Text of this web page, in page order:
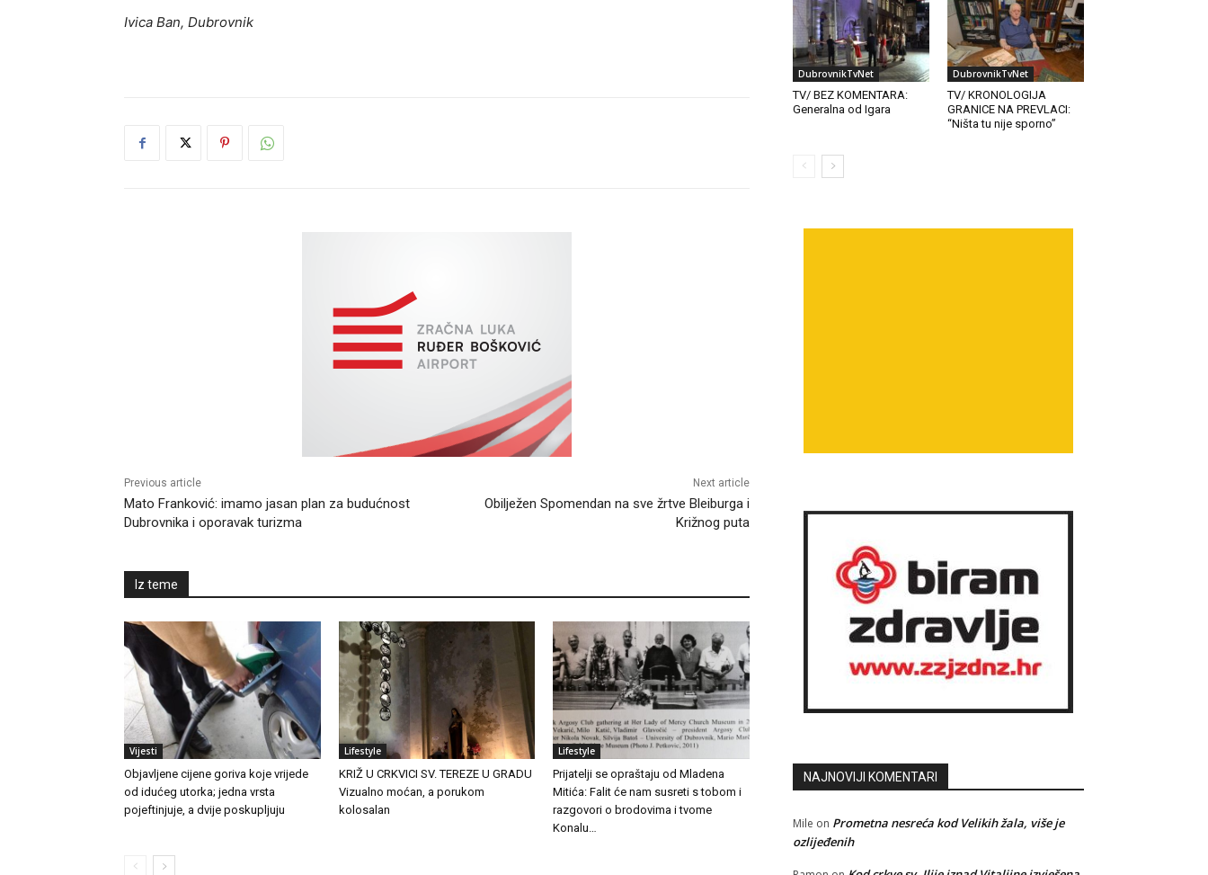
Ivica Ban, Dubrovnik
Previous article
Mato Franković: imamo jasan plan za budućnost
Dubrovnika i oporavak turizma
Next article
Obilježen Spomendan na sve žrtve Bleiburga i
Križnog puta
Iz teme
Vijesti
Objavljene cijene goriva koje vrijede
od idućeg utorka; jedna vrsta
pojeftinjuje, a dvije poskupljuju
Lifestyle
KRIŽ U CRKVICI SV. TEREZE U GRADU
Vizualno moćan, a porukom
kolosalan
Lifestyle
Prijatelji se opraštaju od Mladena
Mitića: Falit će nam susreti s tobom i
razgovori o brodovima i tvome
Konalu…
DubrovnikTvNet
TV/ BEZ KOMENTARA:
Generalna od Igara
DubrovnikTvNet
TV/ KRONOLOGIJA
GRANICE NA PREVLACI:
“Ništa tu nije sporno”
NAJNOVIJI KOMENTARI
Mile on Prometna nesreća kod Velikih žala, više je
ozlijeđenih